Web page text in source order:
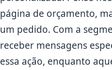
página de orçamento,
um pedido. Com a
receber mensagens
essa ação, enquanto